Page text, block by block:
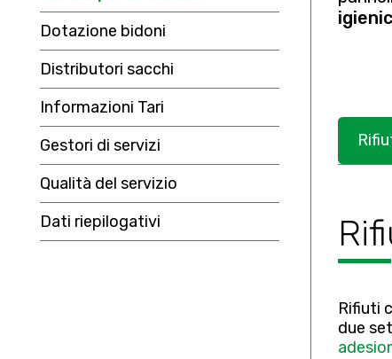
Dotazione bidoni
Distributori sacchi
Informazioni Tari
Gestori di servizi
Qualità del servizio
Dati riepilogativi
Rifiuti
due